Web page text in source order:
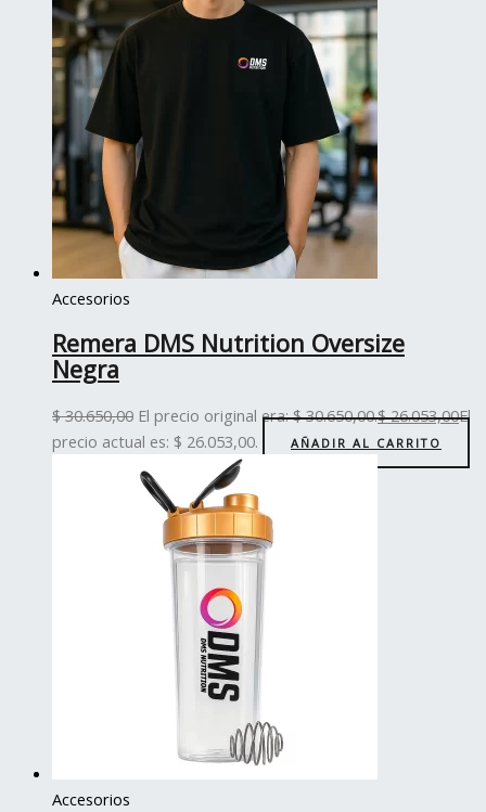
Accesorios
Remera DMS Nutrition Oversize
Negra
$30.650,00 El precio original era: $ 30.650,00.$26.053,00El
precio actual es: $ 26.053,00.
AÑADIR AL CARRITO
Accesorios